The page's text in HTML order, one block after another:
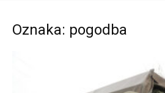
Oznaka: pogodba